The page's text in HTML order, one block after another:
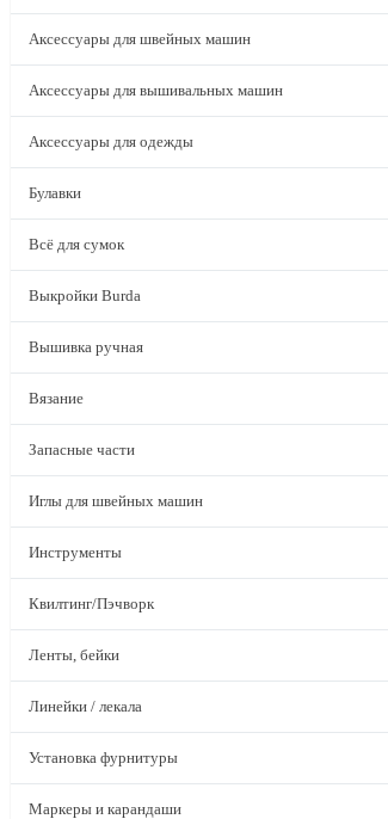
Аксессуары для швейных машин
Аксессуары для вышивальных машин
Аксессуары для одежды
Булавки
Всё для сумок
Выкройки Burda
Вышивка ручная
Вязание
Запасные части
Иглы для швейных машин
Инструменты
Квилтинг/Пэчворк
Ленты, бейки
Линейки / лекала
Установка фурнитуры
Маркеры и карандаши